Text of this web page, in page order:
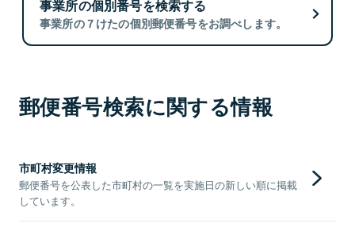
事業所の個別番号を検索する
事業所の７けたの個別郵便番号をお調べします。
郵便番号検索に関する情報
市町村変更情報
郵便番号を公表した市町村の一覧を実施日の新しい順に掲載
しています。